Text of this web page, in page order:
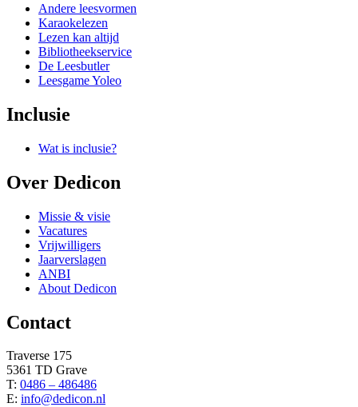
Andere leesvormen
Karaokelezen
Lezen kan altijd
Bibliotheekservice
De Leesbutler
Leesgame Yoleo
Inclusie
Wat is inclusie?
Over Dedicon
Missie & visie
Vacatures
Vrijwilligers
Jaarverslagen
ANBI
About Dedicon
Contact
Traverse 175
5361 TD Grave
T: 0486 – 486486
E: info@dedicon.nl